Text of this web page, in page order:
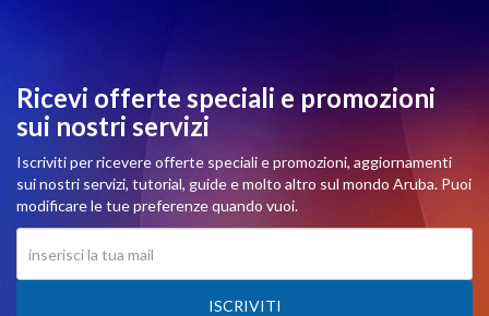
Ricevi offerte speciali e promozioni
sui nostri servizi
Iscriviti per ricevere offerte speciali e promozioni, aggiornamenti
sui nostri servizi, tutorial, guide e molto altro sul mondo Aruba. Puoi
modificare le tue preferenze quando vuoi.
ISCRIVITI